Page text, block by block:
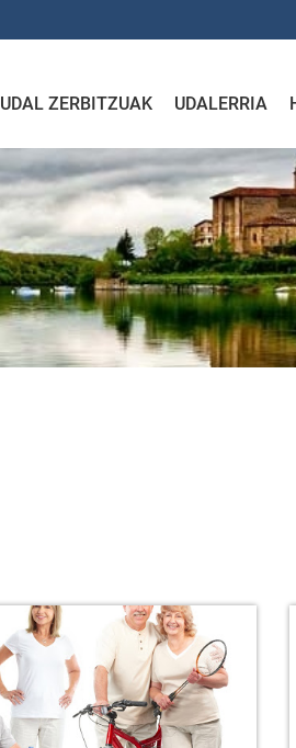
UDAL ZERBITZUAK UDALERRIA